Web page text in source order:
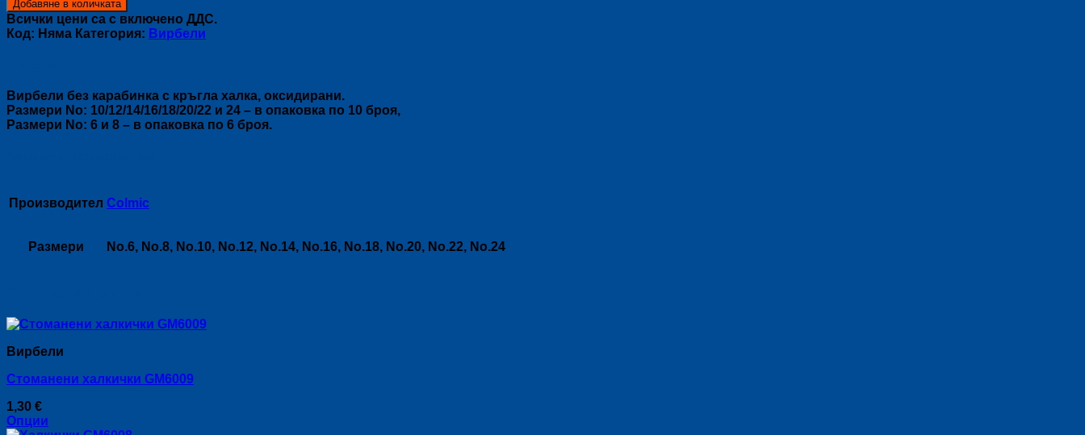
Вирбел
GM1001
Добавяне в количката
Всички цени са с включено ДДС.
Код: Няма Категория: Вирбели
Вирбели без карабинка с кръгла халка, оксидирани.
Размери No: 10/12/14/16/18/20/22 и 24 – в опаковка по 10 броя,
Размери No: 6 и 8 – в опаковка по 6 броя.
Производител Colmic
Размери No.6, No.8, No.10, No.12, No.14, No.16, No.18, No.20, No.22, No.24
Вирбели
Стоманени халкички GM6009
1,30 €
Опции